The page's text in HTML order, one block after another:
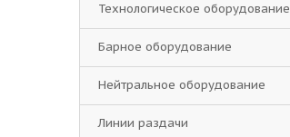
Технологическое оборудование
Барное оборудование
Нейтральное оборудование
Линии раздачи